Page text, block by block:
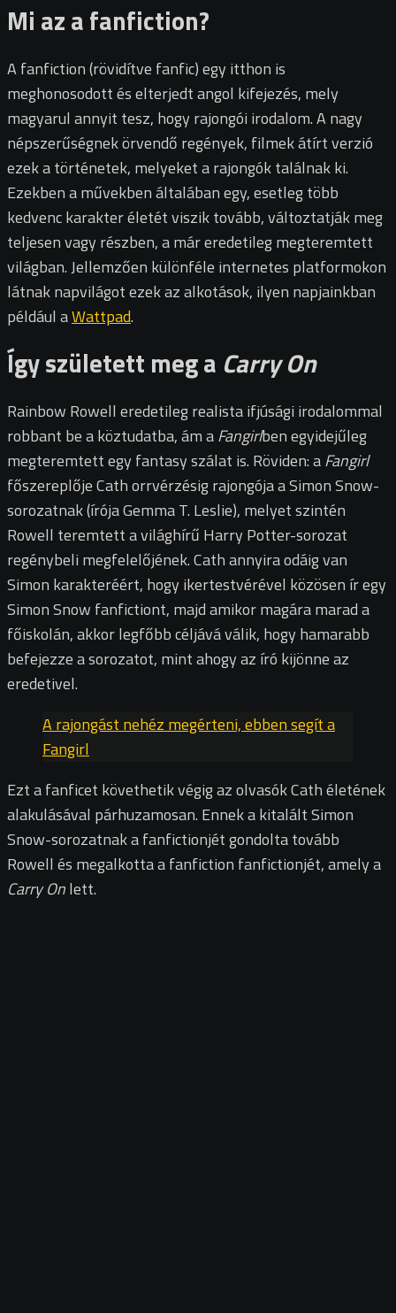
Mi az a fanfiction?
A fanfiction (rövidítve fanfic) egy itthon is
meghonosodott és elterjedt angol kifejezés, mely
magyarul annyit tesz, hogy rajongói irodalom. A nagy
népszerűségnek örvendő regények, filmek átírt verzió
ezek a történetek, melyeket a rajongók találnak ki.
Ezekben a művekben általában egy, esetleg több
kedvenc karakter életét viszik tovább, változtatják meg
teljesen vagy részben, a már eredetileg megteremtett
világban. Jellemzően különféle internetes platformokon
látnak napvilágot ezek az alkotások, ilyen napjainkban
például aWattpad.
Így született meg a Carry On
Rainbow Rowell eredetileg realista ifjúsági irodalommal
robbant be a köztudatba, ám aFangirlben egyidejűleg
megteremtett egy fantasy szálat is. Röviden: aFangirl
főszereplője Cath orrvérzésig rajongója a Simon Snow-
sorozatnak (írója Gemma T. Leslie), melyet szintén
Rowell teremtett a világhírű Harry Potter-sorozat
regénybeli megfelelőjének. Cath annyira odáig van
Simon karakteréért, hogy ikertestvérével közösen ír egy
Simon Snow fanfictiont, majd amikor magára marad a
főiskolán, akkor legfőbb céljává válik, hogy hamarabb
befejezze a sorozatot, mint ahogy az író kijönne az
eredetivel.
A rajongást nehéz megérteni, ebben segít a
Fangirl
Ezt a fanficet követhetik végig az olvasók Cath életének
alakulásával párhuzamosan. Ennek a kitalált Simon
Snow-sorozatnak a fanfictionjét gondolta tovább
Rowell és megalkotta a fanfiction fanfictionjét, amely a
Carry Onlett.